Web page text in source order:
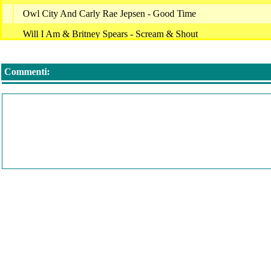
Owl City And Carly Rae Jepsen - Good Time
Will I Am & Britney Spears - Scream & Shout
Lady Gaga - Hold My Hand
Planete Junior - Avec Fabrice Et Tonton
Commenti: